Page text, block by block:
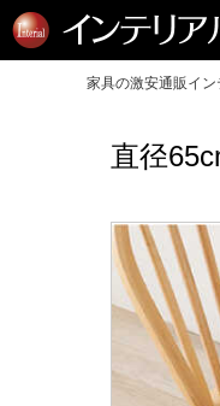
家具の激安通販イ
直径